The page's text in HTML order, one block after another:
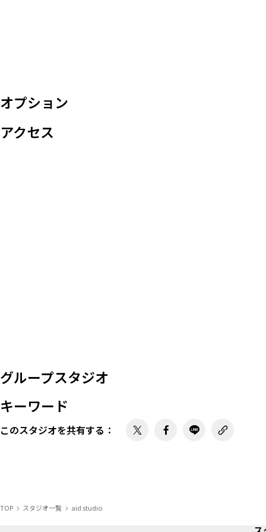
オプション
アクセス
グループスタジオ
キーワード
このスタジオを共有する ：
TOP スタジオ一覧 aid studio